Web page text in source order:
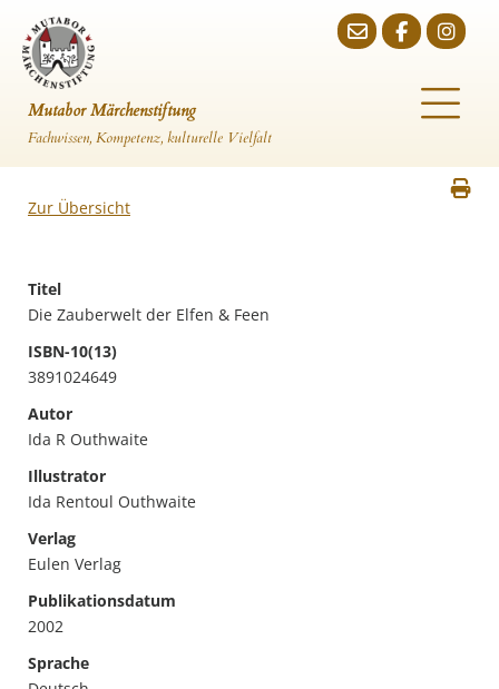
Mutabor Märchenstiftung
Fachwissen, Kompetenz, kulturelle Vielfalt
Zur Übersicht
Titel
Die Zauberwelt der Elfen & Feen
ISBN-10(13)
3891024649
Autor
Ida R Outhwaite
Illustrator
Ida Rentoul Outhwaite
Verlag
Eulen Verlag
Publikationsdatum
2002
Sprache